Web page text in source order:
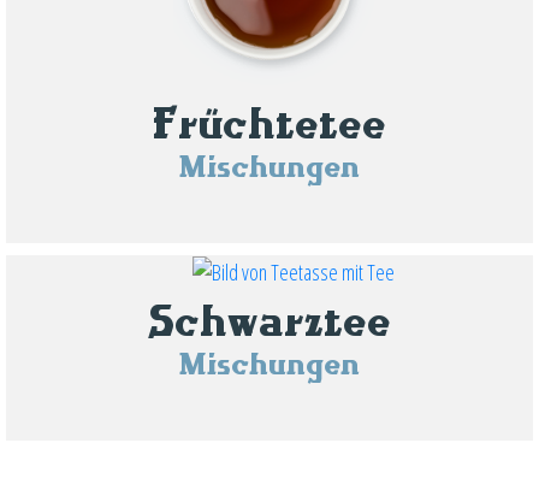
Früchtetee
Mischungen
Schwarztee
Mischungen